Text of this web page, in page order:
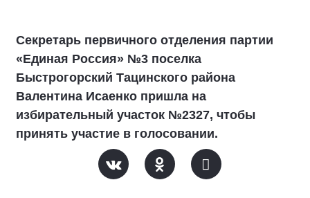
Секретарь первичного отделения партии
«Единая Россия» №3 поселка
Быстрогорский Тацинского района
Валентина Исаенко пришла на
избирательный участок №2327, чтобы
принять участие в голосовании.